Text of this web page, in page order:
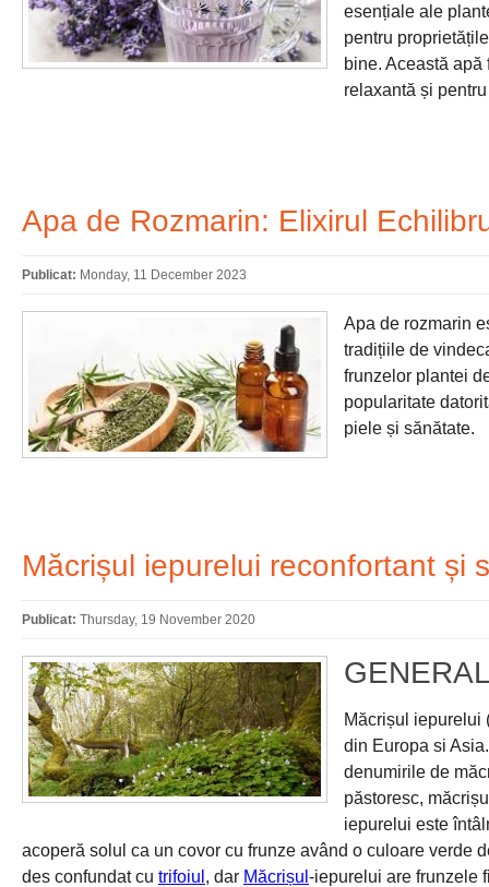
esențiale ale
pentru
bine. Această
relaxantă și
Apa de Rozmarin: Elixirul
Publicat: Monday, 11 December 2023
Apa de rozmarin
tradițiile de
frunzelor plantei
popularitate
piele și sănătate.
Măcrișul iepurelui reconfortant și
Publicat: Thursday, 19 November 2020
Măcrișul iepurelui
din Europa si
denumirile de
păstoresc,
iepurelui este
acoperă solul ca un covor cu frunze având o culoare verde
des confundat cu trifoiul , dar Măcrișul -iepurelui are frunzele